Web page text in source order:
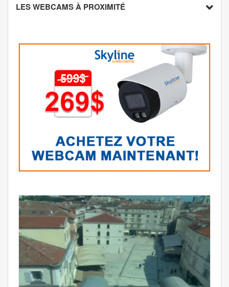
LES WEBCAMS À PROXIMITÉ